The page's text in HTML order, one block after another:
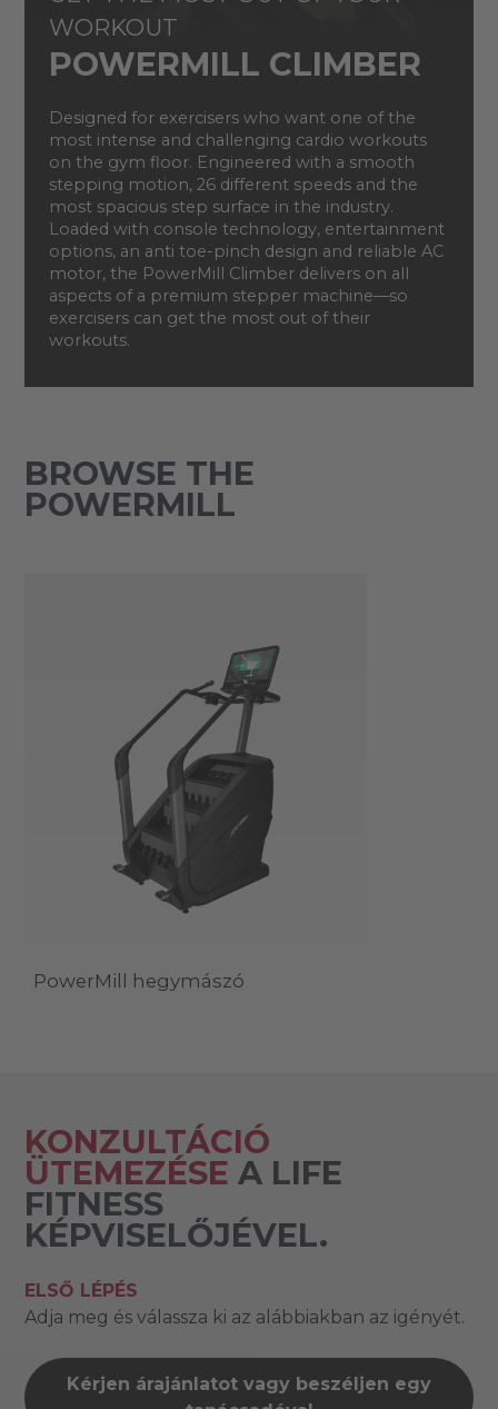
WORKOUT
POWERMILL CLIMBER
Designed for exercisers who want one of the
most intense and challenging cardio workouts
on the gym floor. Engineered with a smooth
stepping motion, 26 different speeds and the
most spacious step surface in the industry.
Loaded with console technology, entertainment
options, an anti toe-pinch design and reliable AC
motor, the PowerMill Climber delivers on all
aspects of a premium stepper machine—so
exercisers can get the most out of their
workouts.
BROWSE THE
POWERMILL
PowerMill hegymászó
KONZULTÁCIÓ
ÜTEMEZÉSE A LIFE
FITNESS
KÉPVISELŐJÉVEL.
ELSŐ LÉPÉS
Adja meg és válassza ki az alábbiakban az igényét.
Kérjen árajánlatot vagy beszéljen egy